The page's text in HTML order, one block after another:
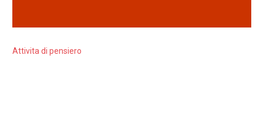
Attivita di pensiero